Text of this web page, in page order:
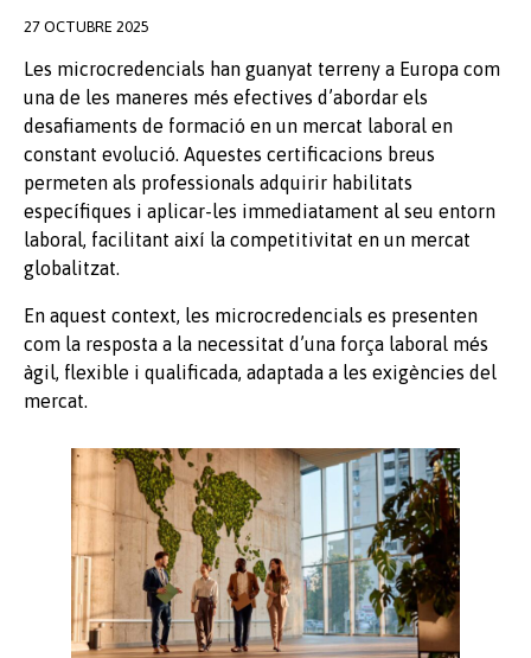
27 OCTUBRE 2025
Les microcredencials han guanyat terreny a Europa com
una de les maneres més efectives d’abordar els
desafiaments de formació en un mercat laboral en
constant evolució. Aquestes certificacions breus
permeten als professionals adquirir habilitats
específiques i aplicar-les immediatament al seu entorn
laboral, facilitant així la competitivitat en un mercat
globalitzat.
En aquest context, les microcredencials es presenten
com la resposta a la necessitat d’una força laboral més
àgil, flexible i qualificada, adaptada a les exigències del
mercat.